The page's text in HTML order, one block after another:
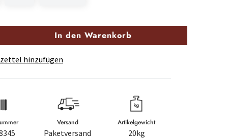
In den Warenkorb
hinzufügen
Versand
Paketversand
Artikelgewicht
20kg